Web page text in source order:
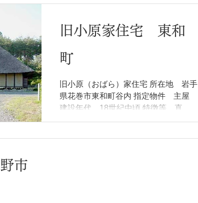
住宅 所有形態 北上市、久那斗神社
概要...
旧小原家住宅 東和
町
旧小原（おばら）家住宅 所在地 岩手
県花巻市東和町谷内 指定物件 主屋
建設年代 18世紀中頃 特徴等 直屋
（すごや）から曲屋への発展過程の農
市